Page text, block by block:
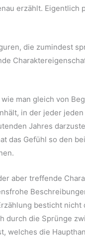
erzählt. Eigentlich
die zumindest
man gleich von
in der jeder
Jahres
das Gefühl so den
aber treffende
besticht nicht
durch die Sprünge
welches die